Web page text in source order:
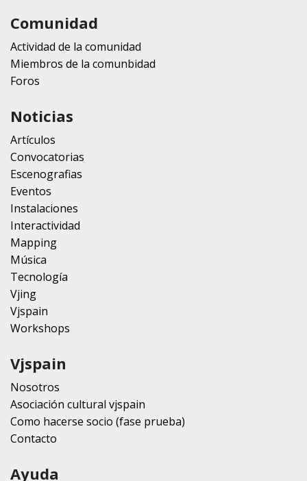
Comunidad
Actividad de la comunidad
Miembros de la comunbidad
Foros
Noticias
Artículos
Convocatorias
Escenografias
Eventos
Instalaciones
Interactividad
Mapping
Música
Tecnología
Vjing
Vjspain
Workshops
Vjspain
Nosotros
Asociación cultural vjspain
Como hacerse socio (fase prueba)
Contacto
Ayuda